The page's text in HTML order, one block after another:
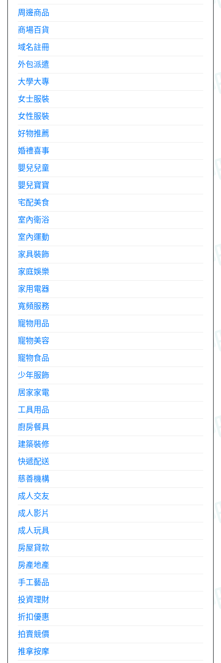
周邊商品
商場百貨
域名註冊
外包派遣
大學大專
女士服裝
女性服裝
好物推薦
婚禮喜事
嬰兒兒童
嬰兒寶寶
宅配美食
室內衛浴
室內運動
家具裝飾
家庭娛樂
家用電器
寬頻服務
寵物用品
寵物美容
寵物食品
少年服飾
居家家電
工具用品
廚房餐具
建築裝修
快遞配送
慈善機構
成人交友
成人影片
成人玩具
房屋貸款
房產地產
手工藝品
投資理財
折扣優惠
拍賣競價
推拿按摩